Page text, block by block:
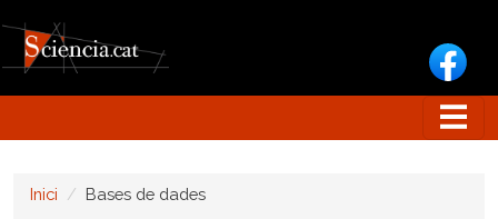
Inici Bases de dades